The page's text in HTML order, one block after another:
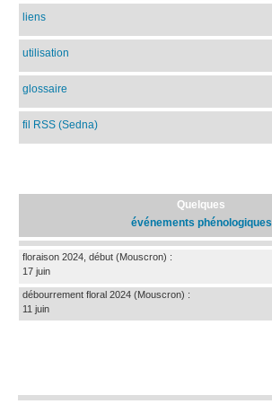
liens
utilisation
glossaire
fil RSS (Sedna)
Quelques
événements phénologiques
floraison 2024, début (Mouscron) :
17 juin
débourrement floral 2024 (Mouscron) :
11 juin